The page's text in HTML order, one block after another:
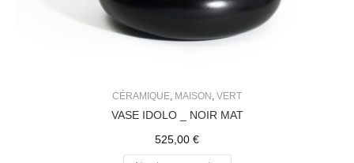
CÉRAMIQUE, MAISON , VERT
VASE IDOLO _ NOIR MAT
525,00 €